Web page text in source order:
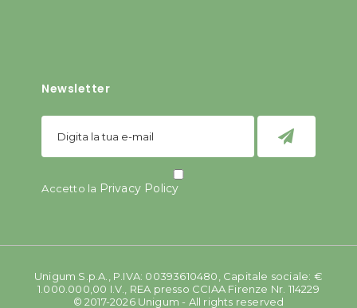
Newsletter
Accetto la Privacy Policy
Unigum S.p.A., P.IVA: 00393610480, Capitale sociale: €
1.000.000,00 I.V., REA presso CCIAA Firenze Nr. 114229
© 2017-2026 Unigum - All rights reserved